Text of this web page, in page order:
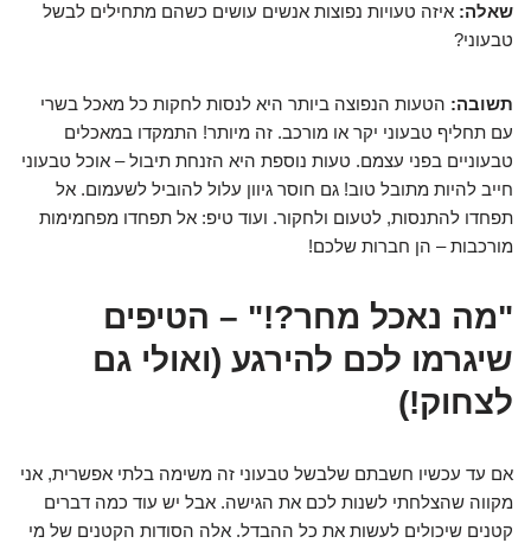
שאלה: איזה טעויות נפוצות אנשים עושים כשהם מתחילים לבשל
טבעוני?
תשובה: הטעות הנפוצה ביותר היא לנסות לחקות כל מאכל בשרי
עם תחליף טבעוני יקר או מורכב. זה מיותר! התמקדו במאכלים
טבעוניים בפני עצמם. טעות נוספת היא הזנחת תיבול – אוכל טבעוני
חייב להיות מתובל טוב! גם חוסר גיוון עלול להוביל לשעמום. אל
תפחדו להתנסות, לטעום ולחקור. ועוד טיפ: אל תפחדו מפחמימות
מורכבות – הן חברות שלכם!
"מה נאכל מחר?!" – הטיפים
שיגרמו לכם להירגע (ואולי גם
לצחוק!)
אם עד עכשיו חשבתם שלבשל טבעוני זה משימה בלתי אפשרית, אני
מקווה שהצלחתי לשנות לכם את הגישה. אבל יש עוד כמה דברים
קטנים שיכולים לעשות את כל ההבדל. אלה הסודות הקטנים של מי